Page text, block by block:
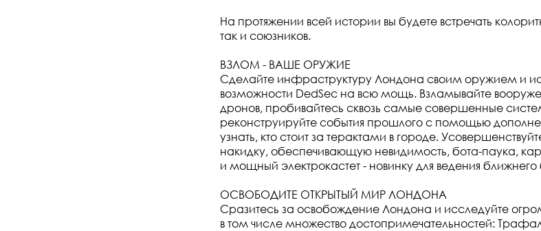
На протяжении всей истории вы будете встречать
так и союзников.
ВЗЛОМ - ВАШЕ ОРУЖИЕ
Сделайте инфраструктуру Лондона своим оружием и
возможности DedSec на всю мощь. Взламывайте
дронов, пробивайтесь сквозь самые совершенные
реконструируйте события прошлого с помощью
узнать, кто стоит за терактами в городе.
накидку, обеспечивающую невидимость, бота-паука,
и мощный электрокастет - новинку для ведения ближнего
ОСВОБОДИТЕ ОТКРЫТЫЙ МИР ЛОНДОНА
Сразитесь за освобождение Лондона и исследуйте
в том числе множество достопримечательностей: